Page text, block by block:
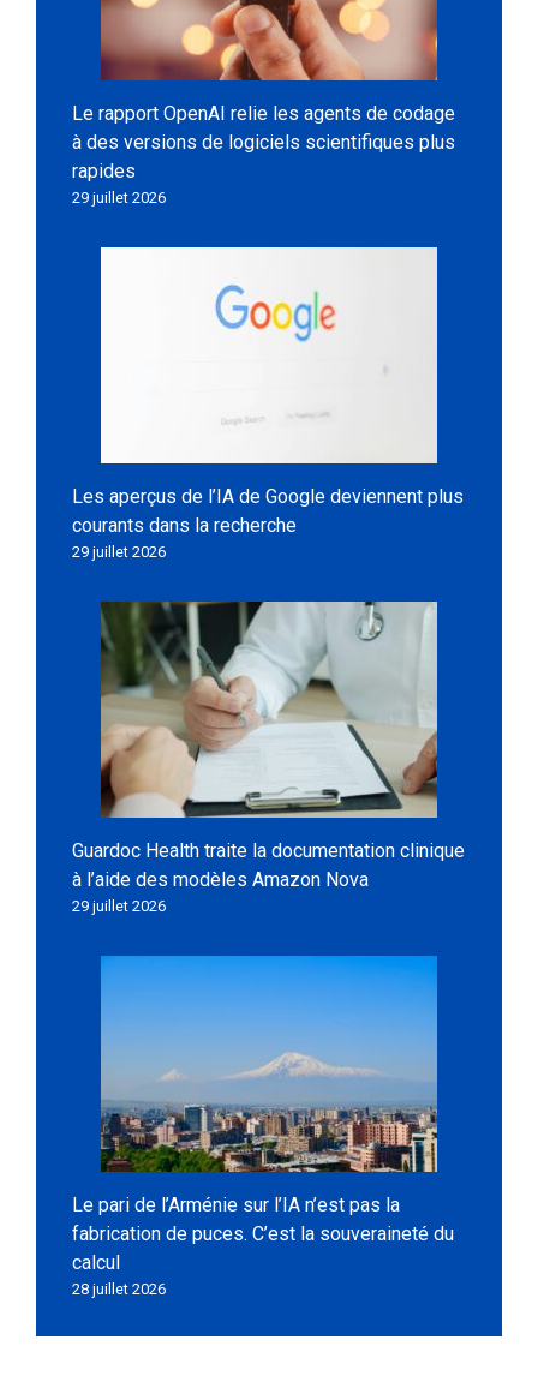
Le rapport OpenAI relie les agents de codage
à des versions de logiciels scientifiques plus
rapides
29 juillet 2026
Les aperçus de l’IA de Google deviennent plus
courants dans la recherche
29 juillet 2026
Guardoc Health traite la documentation clinique
à l’aide des modèles Amazon Nova
29 juillet 2026
Le pari de l’Arménie sur l’IA n’est pas la
fabrication de puces. C’est la souveraineté du
calcul
28 juillet 2026